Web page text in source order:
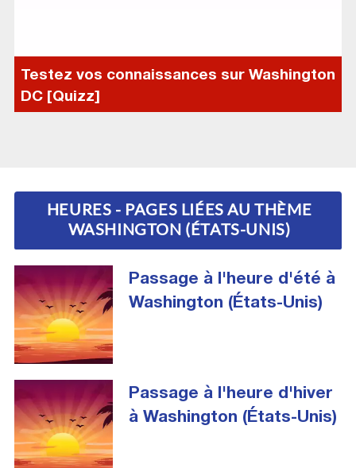
Testez vos connaissances sur Washington
DC [Quizz]
HEURES - PAGES LIÉES AU THÈME
WASHINGTON (ÉTATS-UNIS)
Passage à l'heure d'été à
Washington (États-Unis)
Passage à l'heure d'hiver
à Washington (États-Unis)